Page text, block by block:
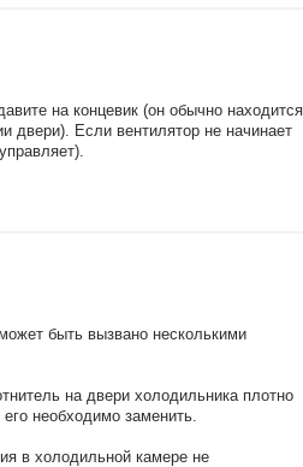
на концевик (он обычно находится
двери). Если вентилятор не начинает
быть вызвано несколькими
на двери холодильника плотно
необходимо заменить.
в холодильной камере не